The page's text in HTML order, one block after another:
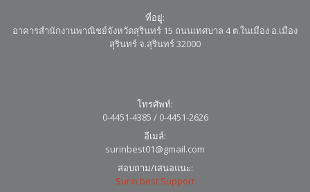
ที่อยู่:
อาคารสำนักงานพาณิชย์จังหวัดสุรินทร์ 15 ถนนเทศบาล 4 ต.ในเมือง อ.เมือง
สุรินทร์ จ.สุรินทร์ 32000
โทรศัพท์:
0-4451-4385 / 0-4451-2626
อีเมล์:
surinbest01@gmail.com
สอบถาม/เสนอแนะ:
Surin best Support